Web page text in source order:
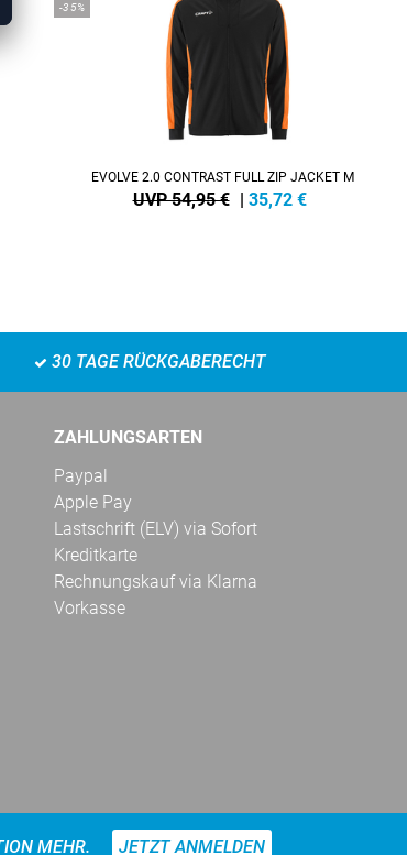
-35%
EVOLVE 2.0 CONTRAST FULL ZIP JACKET M
UVP 54,95 € | 35,72 €
30 TAGE RÜCKGABERECHT
ZAHLUNGSARTEN
Paypal
Apple Pay
Lastschrift (ELV) via Sofort
Kreditkarte
Rechnungskauf via Klarna
Vorkasse
MEHR. JETZT ANMELDEN